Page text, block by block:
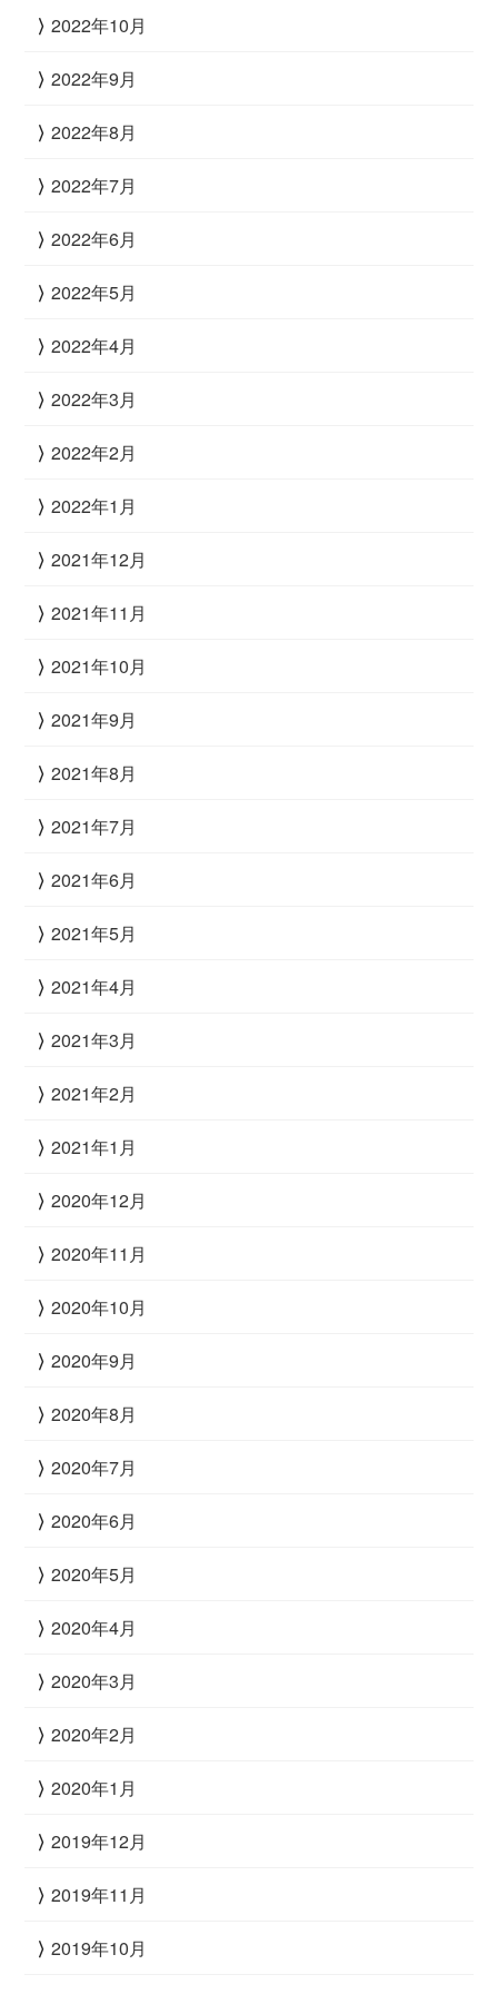
2022年10月
2022年9月
2022年8月
2022年7月
2022年6月
2022年5月
2022年4月
2022年3月
2022年2月
2022年1月
2021年12月
2021年11月
2021年10月
2021年9月
2021年8月
2021年7月
2021年6月
2021年5月
2021年4月
2021年3月
2021年2月
2021年1月
2020年12月
2020年11月
2020年10月
2020年9月
2020年8月
2020年7月
2020年6月
2020年5月
2020年4月
2020年3月
2020年2月
2020年1月
2019年12月
2019年11月
2019年10月